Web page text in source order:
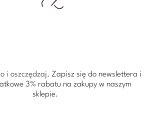
i oszczędzaj. Zapisz się do newslettera i
3% rabatu na zakupy w naszym
sklepie.